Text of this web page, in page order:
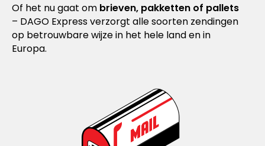
Of het nu gaat om brieven, pakketten of pallets
– DAGO Express verzorgt alle soorten zendingen
op betrouwbare wijze in het hele land en in
Europa.